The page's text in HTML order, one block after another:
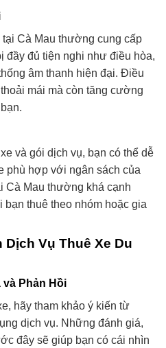
Cà Mau thường cung cấp
đầy đủ tiện nghi như điều hòa,
âm thanh hiện đại. Điều
mái mà còn tăng cường
và gói dịch vụ, bạn có thể dễ
phù hợp với ngân sách của
Cà Mau thường khá cạnh
thuê theo nhóm hoặc gia
Vụ Thuê Xe Du
và Phản Hồi
hãy tham khảo ý kiến từ
dịch vụ. Những đánh giá,
đây sẽ giúp bạn có cái nhìn